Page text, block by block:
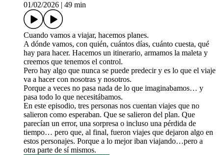
01/02/2026
49 min
Cuando vamos a viajar, hacemos planes.
A dónde vamos, con quién, cuántos días, cuánto cuesta, qué
hay para hacer. Hacemos un itinerario, armamos la maleta y
creemos que tenemos el control.
Pero hay algo que nunca se puede predecir y es lo que el viaje
va a hacer con nosotras y nosotros.
Porque a veces no pasa nada de lo que imaginabamos… y
pasa todo lo que necesitábamos.
En este episodio, tres personas nos cuentan viajes que no
salieron como esperaban. Que se salieron del plan. Que
parecían un error, una sorpresa o incluso una pérdida de
tiempo… pero que, al final, fueron viajes que dejaron algo en
estos personajes. Porque a lo mejor iban viajando…pero a
otra parte de sí mismos.